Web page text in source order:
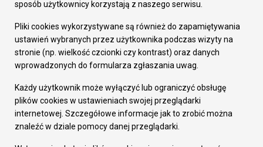
Gospodarka
Fundusze europejskie
Środki krajowe
Oferty inwestycyjne
Pozostałe
Deklaracja dostępności
Dane osobowe
Dodaj opinię o witrynie
sposób użytkownicy korzystają z naszego serwisu.
Pliki cookies wykorzystywane są również do zapamiętywania
ustawień wybranych przez użytkownika podczas wizyty na
stronie (np. wielkość czcionki czy kontrast) oraz danych
wprowadzonych do formularza zgłaszania uwag.
Każdy użytkownik może wyłączyć lub ograniczyć obsługę
plików cookies w ustawieniach swojej przeglądarki
internetowej. Szczegółowe informacje jak to zrobić można
znaleźć w dziale pomocy danej przeglądarki.